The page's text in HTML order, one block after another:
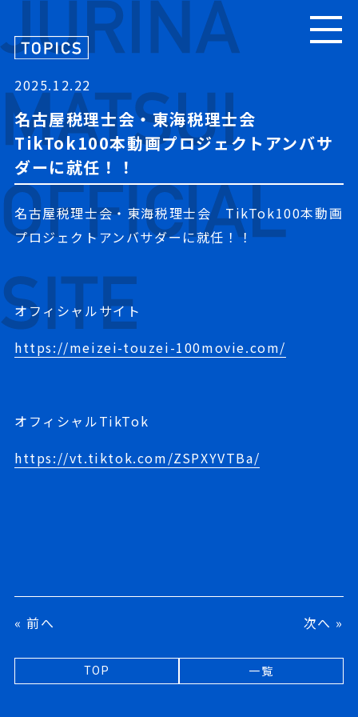
TOPICS
MESSAGE
CONTACT
2025.12.22
名古屋税理士会・東海税理士会
TikTok100本動画プロジェクトアンバサ
ダーに就任！！
名古屋税理士会・東海税理士会 TikTok100本動画
プロジェクトアンバサダーに就任！！
オフィシャルサイト
https://meizei-touzei-100movie.com/
オフィシャルTikTok
https://vt.tiktok.com/ZSPXYVTBa/
« 前へ 次へ »
TOP 一覧